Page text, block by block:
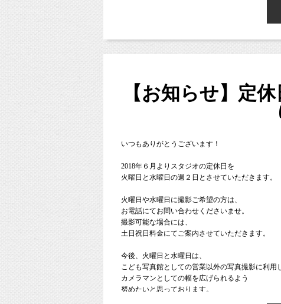
ご参加いただいた皆さまありがとうございます！
＊気まぐれでLINE＠のみで他の日程の特別イベ
ぜひスタジオミルクのラインとお友達になって
https://page.line.me/studiomilk
それでは、今日撮影した可愛いベビーちゃんのお
東京都杉並区のフォトスタジオ「スタジオミルク
昨日のLINE＠でも配信させていただきましたが、
こちらでもイベント情報をお伝えさせていただき
【お知らせ】定
いつもありがとうございます！
2018年６月よりスタジオの定休日を
火曜日と水曜日の週２日とさせていただきます。
火曜日や水曜日に撮影ご希望の方は、
お電話にてお問い合わせくださいませ。
撮影可能な場合には、
土日祝日料金にてご案内させていただきます。
今後、火曜日と水曜日は、
こども写真館としての営業以外の写真撮影に利用
カメラマンとしての幅を広げられるよう
努めたいと思っております。